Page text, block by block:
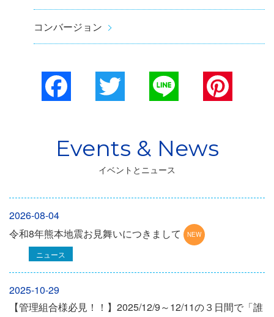
コンバージョン
Facebook
イベントとニュース
2026-08-04
令和8年熊本地震お見舞いにつきまして
ニュース
2025-10-29
【管理組合様必見！！】2025/12/9～12/11の３日間で「誰